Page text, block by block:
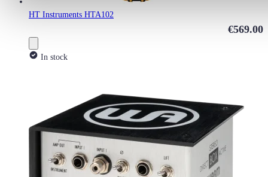
HT Instruments HTA102
€569.00
In stock